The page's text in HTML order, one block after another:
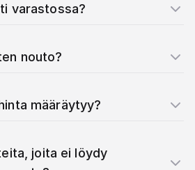
varastossa?
nouto?
määräytyy?
joita ei löydy